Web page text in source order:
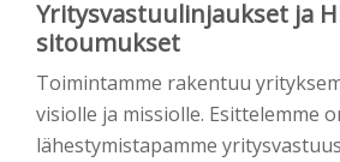
Yritysvastuulinjaukset ja
sitoumukset
Toimintamme rakentuu
visiolle ja missiolle. Esittelemme
lähestymistapamme